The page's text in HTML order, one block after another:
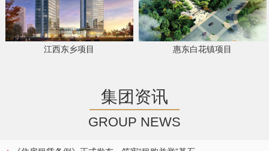
江西东乡项目 惠东白花镇项目
集团资讯
GROUP NEWS